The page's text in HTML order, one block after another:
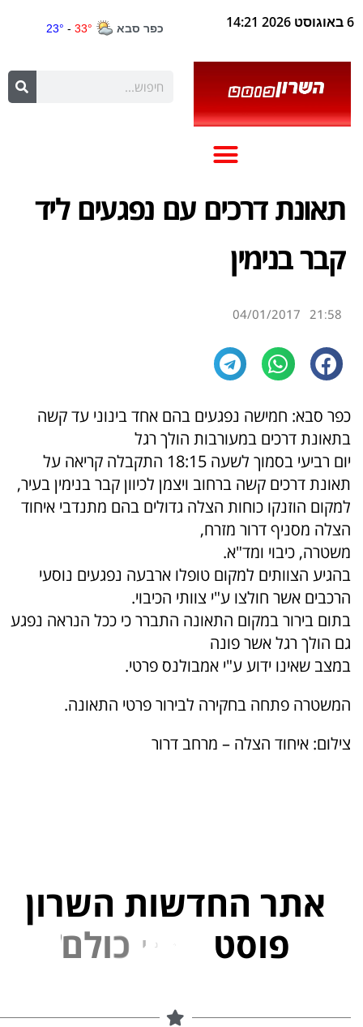
6 באוגוסט 2026 14:21
תאונת דרכים עם נפגעים ליד
קבר בנימין
21:58
04/01/2017
כפר סבא: חמישה נפגעים בהם אחד בינוני עד קשה
בתאונת דרכים במעורבות הולך רגל
יום רביעי בסמוך לשעה 18:15 התקבלה קריאה על
תאונת דרכים קשה ברחוב ויצמן לכיוון קבר בנימין בעיר,
למקום הוזנקו כוחות הצלה גדולים בהם מתנדבי איחוד
הצלה מסניף דרור מזרח,
משטרה, כיבוי ומד"א.
בהגיע הצוותים למקום טופלו ארבעה נפגעים נוסעי
הרכבים אשר חולצו ע"י צוותי הכיבוי.
בתום בירור במקום התאונה התברר כי ככל הנראה נפגע
גם הולך רגל אשר פונה
במצב שאינו ידוע ע"י אמבולנס פרטי.
המשטרה פתחה בחקירה לבירור פרטי התאונה.
צילום: איחוד הצלה – מרחב דרור
אתר החדשות השרון
פוסט